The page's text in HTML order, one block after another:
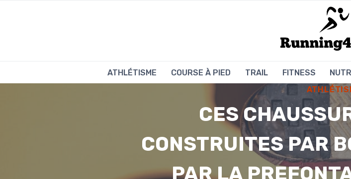
ATHLÉTISME COURSE À PIED TRAIL FITNESS
CES
CONSTRUITES PAR
PAR LA